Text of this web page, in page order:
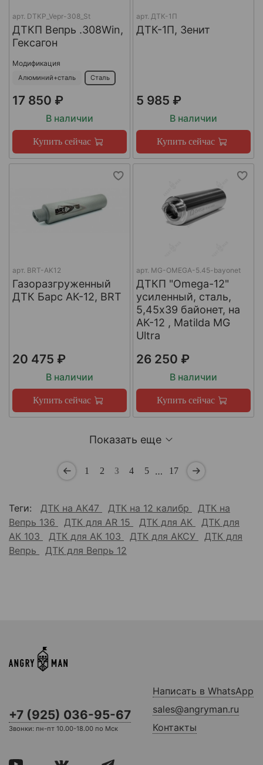
арт. DTKP_Vepr-308_St
ДТКП Вепрь .308Win,
Гексагон
Модификация
Алюминий+сталь Сталь
17 850 ₽
В наличии
Купить сейчас
арт. ДТК-1П
ДТК-1П, Зенит
5 985 ₽
В наличии
Купить сейчас
арт. BRT-AK12
Газоразгруженный
ДТК Барс АК-12, BRT
20 475 ₽
В наличии
Купить сейчас
арт. MG-OMEGA-5.45-bayonet
ДТКП "Omega-12"
усиленный, сталь,
5,45x39 байонет, на
АК-12 , Matilda MG
Ultra
26 250 ₽
В наличии
Купить сейчас
Показать еще
1 2 3 4 5 … 17
Теги: ДТК на АК47 ДТК на 12 калибр
ДТК на
Вепрь 136
ДТК для AR 15 ДТК для АК
ДТК для
АК 103
ДТК для АК 103 ДТК для АКСУ
ДТК для
Вепрь
ДТК для Вепрь 12
+7 (925) 036-95-67
Звонки: пн-пт 10.00-18.00 по Мск
Написать в WhatsApp
sales@angryman.ru
Контакты